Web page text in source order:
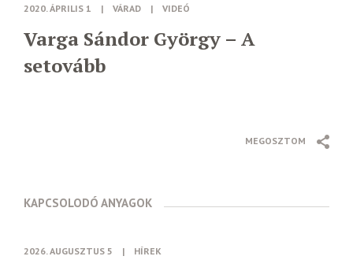
2020. ÁPRILIS 1 | VÁRAD | VIDEÓ
Varga Sándor György – A
setovább
MEGOSZTOM
KAPCSOLODÓ ANYAGOK
2026. AUGUSZTUS 5 | HÍREK